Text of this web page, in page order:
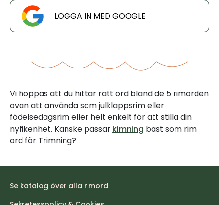
LOGGA IN MED GOOGLE
Vi hoppas att du hittar rätt ord bland de 5 rimorden
ovan att använda som julklappsrim eller
födelsedagsrim eller helt enkelt för att stilla din
nyfikenhet. Kanske passar kimning bäst som rim
ord för Trimning?
Se katalog över alla rimord